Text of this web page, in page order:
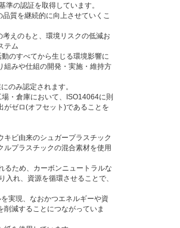
準の認証を取得しています。
質を継続的に向上させていくこ
えのもと、環境リスクの低減お
テム
のすべてから生じる環境影響に
組みや仕組の開発・実施・維持方
のみ認定されます。
・倉庫において、ISO14064に則
がゼロ(オフセット)であることを
ビ由来のシュガープラスチック
ルプラスチックの混合素材を使用
るため、カーボンニュートラルな
れ、資源を循環させることで、
実現、なおかつエネルギーや資
減することにつながっていま